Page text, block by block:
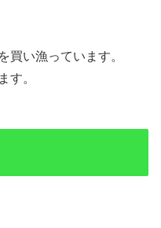
買い漁っています。
す。